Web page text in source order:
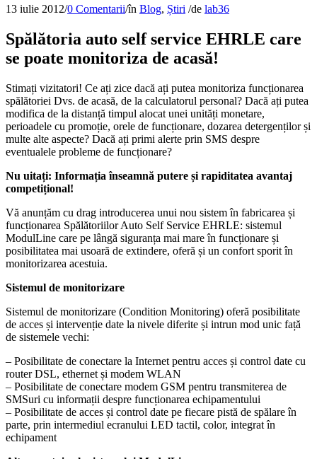
13 iulie 2012/0 Comentarii/în Blog, Știri /de lab36
Spălătoria auto self service EHRLE care
se poate monitoriza de acasă!
Stimați vizitatori! Ce ați zice dacă ați putea monitoriza funcționarea
spălătoriei Dvs. de acasă, de la calculatorul personal? Dacă ați putea
modifica de la distanță timpul alocat unei unități monetare,
perioadele cu promoție, orele de funcționare, dozarea detergenților și
multe alte aspecte? Dacă ați primi alerte prin SMS despre
eventualele probleme de funcționare?
Nu uitați: Informația înseamnă putere și rapiditatea avantaj
competițional!
Vă anunțăm cu drag introducerea unui nou sistem în fabricarea și
funcționarea Spălătoriilor Auto Self Service EHRLE: sistemul
ModulLine care pe lângă siguranța mai mare în funcționare și
posibilitatea mai usoară de extindere, oferă și un confort sporit în
monitorizarea acestuia.
Sistemul de monitorizare
Sistemul de monitorizare (Condition Monitoring) oferă posibilitate
de acces și intervenție date la nivele diferite și intrun mod unic față
de sistemele vechi:
– Posibilitate de conectare la Internet pentru acces și control date cu
router DSL, ethernet și modem WLAN
– Posibilitate de conectare modem GSM pentru transmiterea de
SMSuri cu informații despre funcționarea echipamentului
– Posibilitate de acces și control date pe fiecare pistă de spălare în
parte, prin intermediul ecranului LED tactil, color, integrat în
echipament